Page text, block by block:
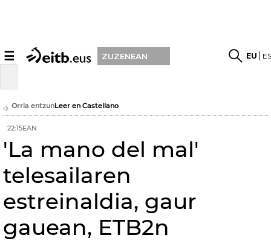
☰ ZUZENEAN EU
Orria entzunLeer en Castellano
22:15EAN
'La mano del mal'
telesailaren
estreinaldia, gaur
gauean, ETB2n